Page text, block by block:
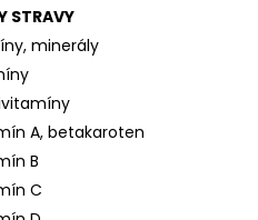
STRAVY
minerály
A, betakaroten
B
C